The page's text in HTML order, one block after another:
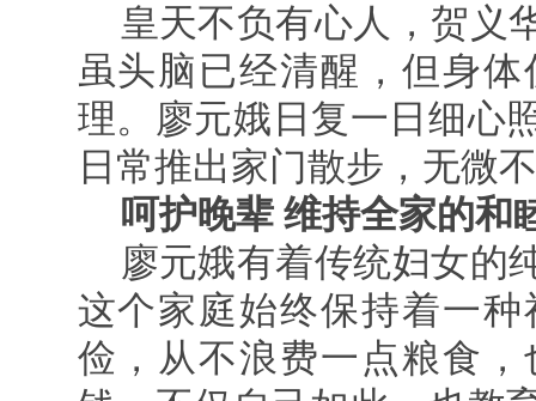
皇天不负有心人，贺义
虽头脑已经清醒，但身
理。廖元娥日复一日细心
日常推出家门散步，无微
呵护晚辈 维持全家的和
廖元娥有着传统妇女的
这个家庭始终保持着一
俭，从不浪费一点粮食